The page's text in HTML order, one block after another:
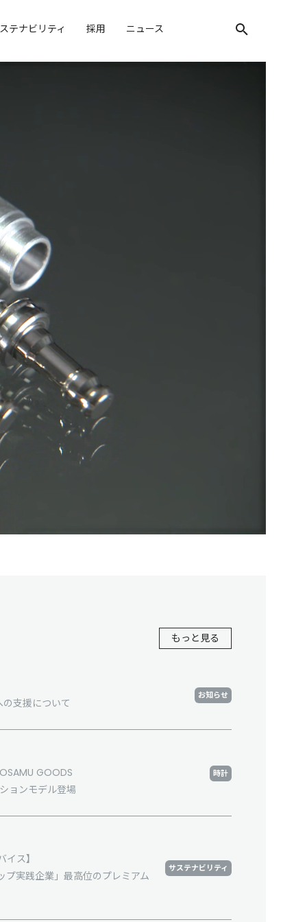
テナビリティ 採用 ニュース
検索キーワード
もっと見る
支援について
お知らせ
GOODS
ョンモデル登場
時計
ス】
プ実践企業」最高位のプレミアム
サステナビリティ